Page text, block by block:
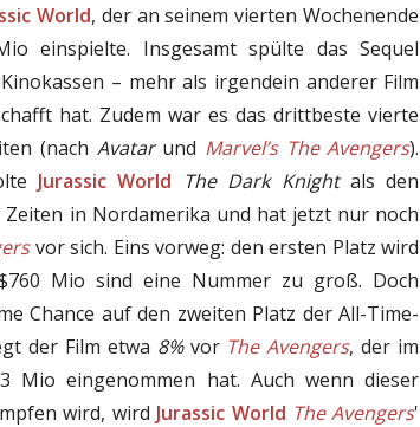
World, der an seinem vierten Wochenende
einspielte. Insgesamt spülte das Sequel
– mehr als irgendein anderer Film
hat. Zudem war es das drittbeste vierte
(nach Avatarund Marvel’s The Avengers).
Jurassic World The Dark Knightals den
in Nordamerika und hat jetzt nur noch
vor sich. Eins vorweg: den ersten Platz wird
Mio sind eine Nummer zu groß. Doch
Chance auf den zweiten Platz der All-Time-
der Film etwa 8%vor The Avengers, der im
Mio eingenommen hat. Auch wenn dieser
wird, wird Jurassic World The Avengers'